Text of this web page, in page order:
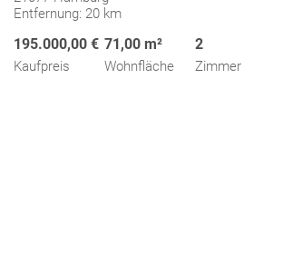
Entfernung: 20 km
195.000,00 €
Kaufpreis
71,00 m²
Wohnfläche
2
Zimmer